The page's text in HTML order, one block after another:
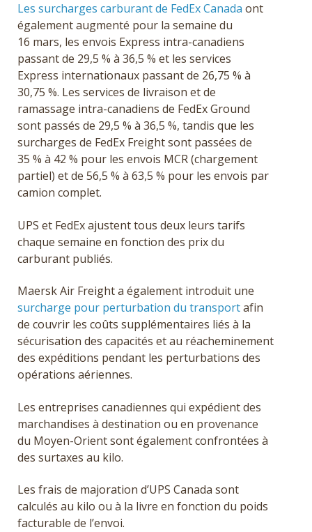
Les surcharges carburant de FedEx Canada ont
également augmenté pour la semaine du
16 mars, les envois Express intra-canadiens
passant de 29,5 % à 36,5 % et les services
Express internationaux passant de 26,75 % à
30,75 %. Les services de livraison et de
ramassage intra-canadiens de FedEx Ground
sont passés de 29,5 % à 36,5 %, tandis que les
surcharges de FedEx Freight sont passées de
35 % à 42 % pour les envois MCR (chargement
partiel) et de 56,5 % à 63,5 % pour les envois par
camion complet.
UPS et FedEx ajustent tous deux leurs tarifs
chaque semaine en fonction des prix du
carburant publiés.
Maersk Air Freight a également introduit une
surcharge pour perturbation du transportafin
de couvrir les coûts supplémentaires liés à la
sécurisation des capacités et au réacheminement
des expéditions pendant les perturbations des
opérations aériennes.
Les entreprises canadiennes qui expédient des
marchandises à destination ou en provenance
du Moyen-Orient sont également confrontées à
des surtaxes au kilo.
Les frais de majoration d’UPS Canada sont
calculés au kilo ou à la livre en fonction du poids
facturable de l’envoi.